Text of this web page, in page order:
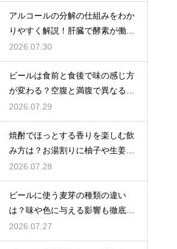
アルコールの分解の仕組みをわか
りやすく解説！肝臓で酵素が働き
アセトアルデヒドに変化して無害
化
2026.07.30
ビールは食前と食後で味の感じ方
が変わる？空腹と満腹で異なる味
覚の感じ方を解説
2026.07.29
焼酎でほっとする香りを楽しむ飲
み方は？お湯割りに柚子や生姜を
加えてリラックス効果を実感
2026.07.28
ビールに使う麦芽の種類の違い
は？味や色に与える影響も徹底解
説
2026.07.27